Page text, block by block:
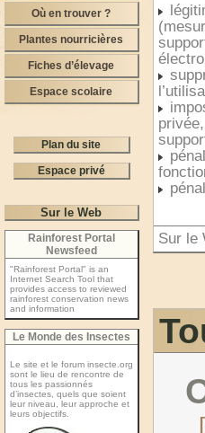
Où en trouver ?
Plantes nourricières
Fiches d’élevage
Espace scolaire
Plan du site
Espace privé
Sur le Web
Rainforest Portal
Newsfeed
"Rainforest Portal" is an
Internet Search Tool that
provides access to reviewed
rainforest conservation news
and information
Le Monde des Insectes
Le site et le forum insecte.org
sont le lieu de rencontre de
tous les passionnés
d’insectes, quels que soient
leur niveau, leur approche et
leurs objectifs.
Sur le